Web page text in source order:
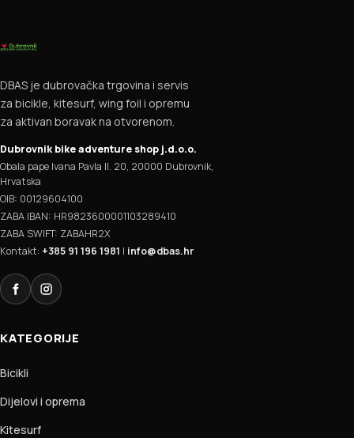
DBAS je dubrovačka trgovina i servis
za bicikle, kitesurf, wing foil i opremu
za aktivan boravak na otvorenom.
Dubrovnik bike adventure shop j.d.o.o.
Obala pape Ivana Pavla II. 20, 20000 Dubrovnik,
Hrvatska
OIB: 00129604100
ZABA IBAN: HR9823600001103289410
ZABA SWIFT: ZABAHR2X
Kontakt: +385 91 196 1981 | info@dbas.hr
FacebookInstagram
KATEGORIJE
Bicikli
Dijelovi i oprema
Kitesurf